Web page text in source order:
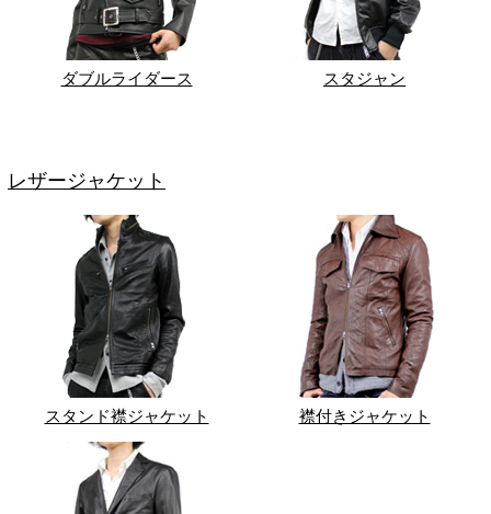
ダブルライダース スタジャン
レザージャケット
スタンド襟ジャケット 襟付きジャケット